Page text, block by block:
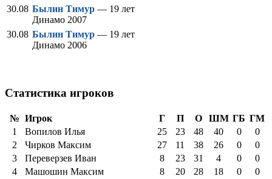
30.08 Былин Тимур — 19 лет
Динамо 2007
30.08 Былин Тимур — 19 лет
Динамо 2006
Статистика игроков
№ Игрок Г П О ШМ ГБ ГМ
1
Вопилов Илья 25 23 48 40 0
0
2
Чирков Максим 27 11 38 26 0
0
3
Переверзев Иван 8 23 31 4 0
0
4
Машошин Максим 8 20 28 18 0
0